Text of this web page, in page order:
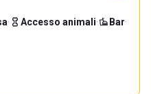
· Accesso animali· Bar·